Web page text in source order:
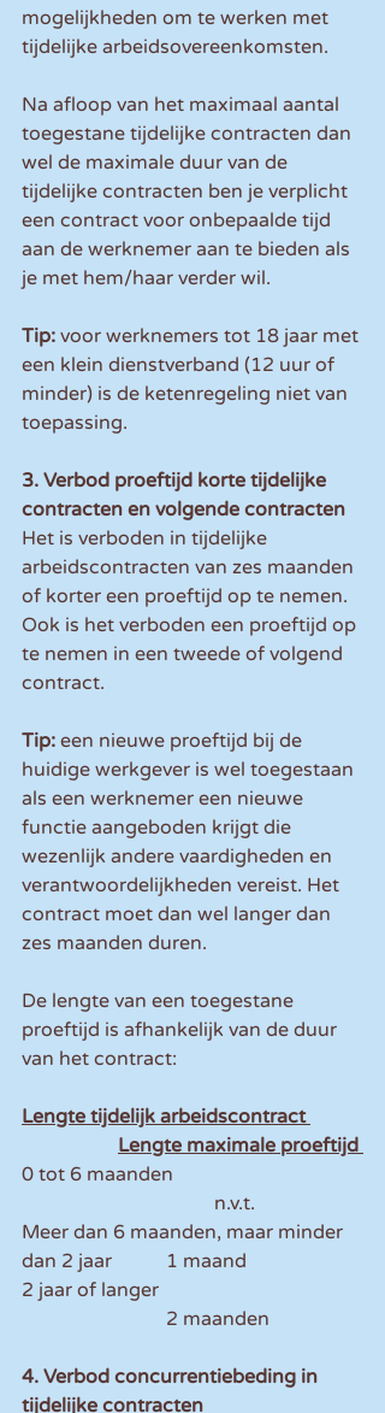
mogelijkheden om te werken met
tijdelijke arbeidsovereenkomsten.
Na afloop van het maximaal aantal
toegestane tijdelijke contracten dan
wel de maximale duur van de
tijdelijke contracten ben je verplicht
een contract voor onbepaalde tijd
aan de werknemer aan te bieden als
je met hem/haar verder wil.
Tip: voor werknemers tot 18 jaar met
een klein dienstverband (12 uur of
minder) is de ketenregeling niet van
toepassing.
3. Verbod proeftijd korte tijdelijke
contracten en volgende contracten
Het is verboden in tijdelijke
arbeidscontracten van zes maanden
of korter een proeftijd op te nemen.
Ook is het verboden een proeftijd op
te nemen in een tweede of volgend
contract.
Tip: een nieuwe proeftijd bij de
huidige werkgever is wel toegestaan
als een werknemer een nieuwe
functie aangeboden krijgt die
wezenlijk andere vaardigheden en
verantwoordelijkheden vereist. Het
contract moet dan wel langer dan
zes maanden duren.
De lengte van een toegestane
proeftijd is afhankelijk van de duur
van het contract:
Lengte tijdelijk arbeidscontract
		Lengte maximale proeftijd
0 tot 6 maanden
				n.v.t.
Meer dan 6 maanden, maar minder
dan 2 jaar 	1 maand
2 jaar of langer
			2 maanden
4. Verbod concurrentiebeding in
tijdelijke contracten